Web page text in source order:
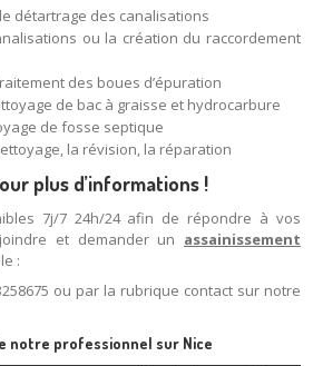
détartrage des canalisations
ou la création du raccordement
des boues d’épuration
de bac à graisse et hydrocarbure
de fosse septique
la révision, la réparation
plus d’informations !
7j/7 24h/24 afin de répondre à vos
et demander un assainissement
:
ou par la rubrique contact sur notre
notre professionnel sur Nice